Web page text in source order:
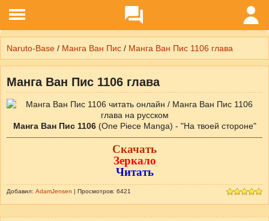
Naruto-Base / Манга Ван Пис / Манга Ван Пис 1106 глава
Манга Ван Пис 1106 глава
Манга Ван Пис 1106(One Piece Manga) - "На твоей стороне"
Скачать
Зеркало
Читать
Добавил: AdamJensen | Просмотров: 6421